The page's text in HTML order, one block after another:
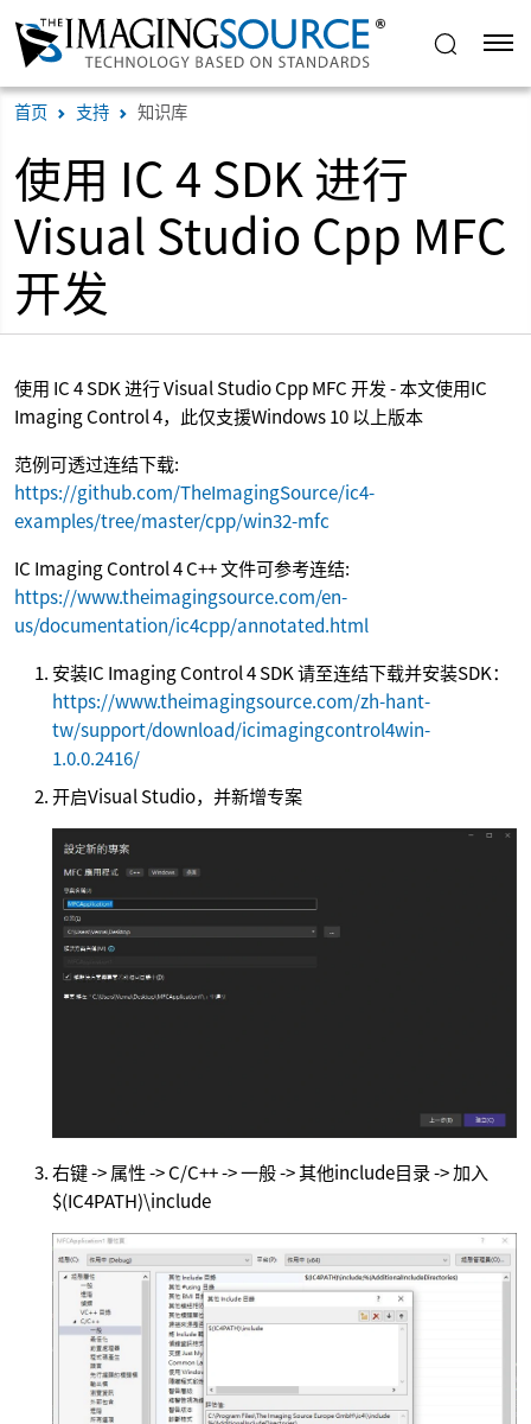
首页 支持 知识库
使用 IC 4 SDK 进行
Visual Studio Cpp MFC
开发
使用 IC 4 SDK 进行 Visual Studio Cpp MFC 开发 - 本文使用IC
Imaging Control 4，此仅支援Windows 10 以上版本
范例可透过连结下载:
https://github.com/TheImagingSource/ic4-
examples/tree/master/cpp/win32-mfc
IC Imaging Control 4 C++ 文件可参考连结:
https://www.theimagingsource.com/en-
us/documentation/ic4cpp/annotated.html
安装IC Imaging Control 4 SDK 请至连结下载并安装SDK：
https://www.theimagingsource.com/zh-hant-
tw/support/download/icimagingcontrol4win-
1.0.0.2416/
开启Visual Studio，并新增专案
右键 -> 属性 -> C/C++ -> 一般 -> 其他include目录 -> 加入
$(IC4PATH)\include